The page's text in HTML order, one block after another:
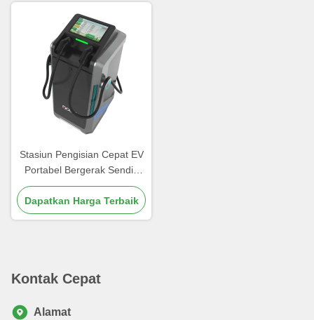
Stasiun Pengisian Cepat EV
Portabel Bergerak Sendiri
Output 80kW Ground
Clearance 150mm 280 kg
dengan Paket Baterai
Dapatkan Harga Terbaik
Kontak Cepat
Alamat